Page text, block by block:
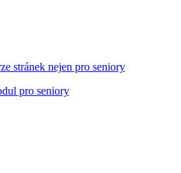
stránek nejen pro seniory